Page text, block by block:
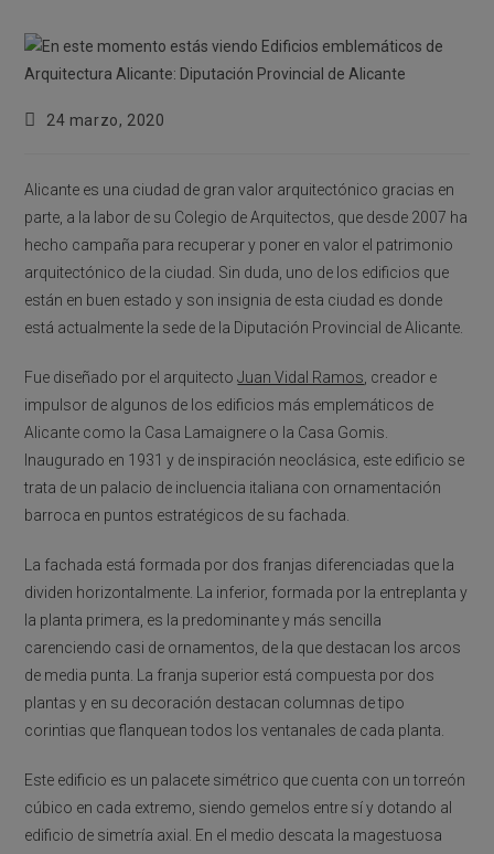
Publicación
entrada:
24 marzo, 2020
Alicante es una ciudad de gran valor arquitectónico gracias en
parte, a la labor de su Colegio de Arquitectos, que desde 2007 ha
hecho campaña para recuperar y poner en valor el patrimonio
arquitectónico de la ciudad. Sin duda, uno de los edificios que
están en buen estado y son insignia de esta ciudad es donde
está actualmente la sede de la Diputación Provincial de Alicante.
Fue diseñado por el arquitectoJuan Vidal Ramos , creador e
impulsor de algunos de los edificios más emplemáticos de
Alicante como la Casa Lamaignere o la Casa Gomis.
Inaugurado en 1931 y de inspiración neoclásica, este edificio se
trata de un palacio de incluencia italiana con ornamentación
barroca en puntos estratégicos de su fachada.
La fachada está formada por dos franjas diferenciadas que la
dividen horizontalmente. La inferior, formada por la entreplanta y
la planta primera, es la predominante y más sencilla
carenciendo casi de ornamentos, de la que destacan los arcos
de media punta. La franja superior está compuesta por dos
plantas y en su decoración destacan columnas de tipo
corintias que flanquean todos los ventanales de cada planta.
Este edificio es un palacete simétrico que cuenta con un torreón
cúbico en cada extremo, siendo gemelos entre sí y dotando al
edificio de simetría axial. En el medio descata la magestuosa